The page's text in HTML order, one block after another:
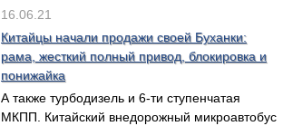
16.06.21
Китайцы начали продажи своей Буханки:
рама, жесткий полный привод, блокировка и
понижайка
А также турбодизель и 6-ти ступенчатая
МКПП. Китайский внедорожный микроавтобус